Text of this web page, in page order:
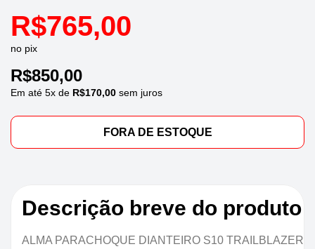
R$765,00
no pix
R$850,00
Em até 5x de R$170,00 sem juros
FORA DE ESTOQUE
Descrição breve do produto
ALMA PARACHOQUE DIANTEIRO S10 TRAILBLAZER